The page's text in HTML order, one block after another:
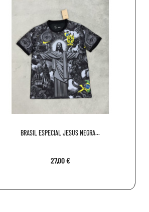
BRASIL ESPECIAL JESUS NEGRA...
27,00 €